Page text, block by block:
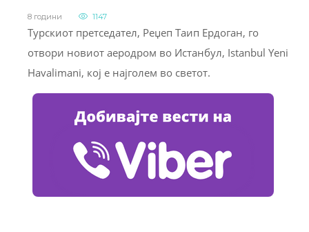
8 години 1147
Турскиот претседател, Реџеп Таип Ердоган, го
отвори новиот аеродром во Истанбул, Istanbul Yeni
Havalimani, кој е најголем во светот.